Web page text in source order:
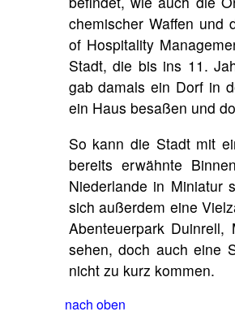
chemischer Waffen und
of Hospitality
Stadt, die bis ins 11.
gab damals ein Dorf in
ein Haus besaßen und
So kann die Stadt mit
bereits erwähnte
Niederlande in Miniatur
sich außerdem eine
Abenteuerpark
sehen, doch auch eine
nicht zu kurz kommen.
nach oben